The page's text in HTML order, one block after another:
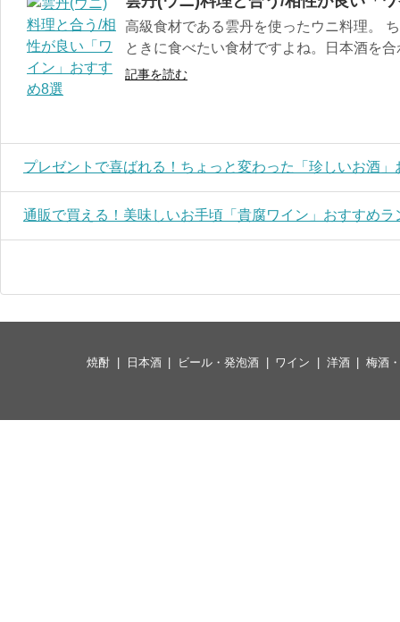
高級食材である雲丹を使ったウニ料理。
ときに食べたい食材ですよね。日本酒を
記事を読む
プレゼントで喜ばれる！ちょっと変わった「珍しいお酒」
通販で買える！美味しいお手頃「貴腐ワイン」おすすめラ
焼酎 日本酒 ビール・発泡酒 ワイン 洋酒 梅酒